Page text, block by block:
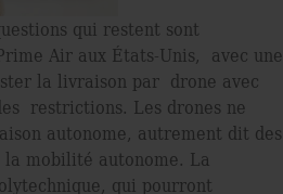
qui restent sont
Air aux États-Unis, avec une
la livraison par drone avec
restrictions. Les drones ne
autonome, autrement dit des
la mobilité autonome. La
qui pourront